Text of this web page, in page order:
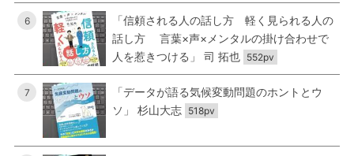
6
「信頼される人の話し方 軽く見られる人の
話し方 言葉×声×メンタルの掛け合わせで
人を惹きつける」 司 拓也 552pv
7
「データが語る気候変動問題のホントとウ
ソ」 杉山大志 518pv